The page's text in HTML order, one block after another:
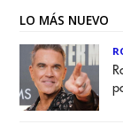
LO MÁS NUEVO